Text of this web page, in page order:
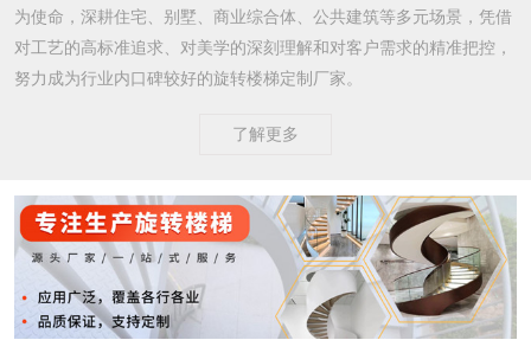
为使命，深耕住宅、别墅、商业综合体、公共建筑等多元场景，凭借
对工艺的高标准追求、对美学的深刻理解和对客户需求的精准把控，
努力成为行业内口碑较好的旋转楼梯定制厂家。​
了解更多